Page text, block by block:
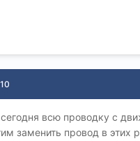
всю проводку с
заменить провод в